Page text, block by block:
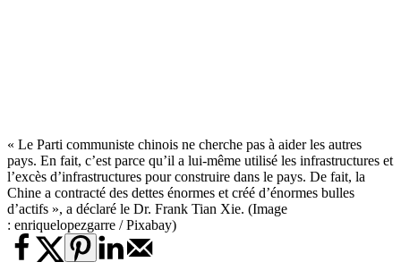
« Le Parti communiste chinois ne cherche pas à aider les autres
pays. En fait, c’est parce qu’il a lui-même utilisé les infrastructures et
l’excès d’infrastructures pour construire dans le pays. De fait, la
Chine a contracté des dettes énormes et créé d’énormes bulles
d’actifs », a déclaré le Dr. Frank Tian Xie. (Image
: enriquelopezgarre / Pixabay)